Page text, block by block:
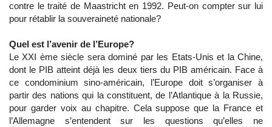
contre le traité de Maastricht en 1992. Peut-on compter sur lui
pour rétablir la souveraineté nationale?
Quel est l’avenir de l’Europe?
Le XXI ème siècle sera dominé par les Etats-Unis et la Chine,
dont le PIB atteint déjà les deux tiers du PIB américain. Face à
ce condominium sino-américain, l’Europe doit s’organiser à
partir des nations qui la constituent, de l’Atlantique à la Russie,
pour garder voix au chapitre. Cela suppose que la France et
l’Allemagne s’entendent sur les questions qu’elles ne